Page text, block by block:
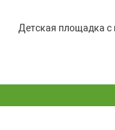
Детская площадка с